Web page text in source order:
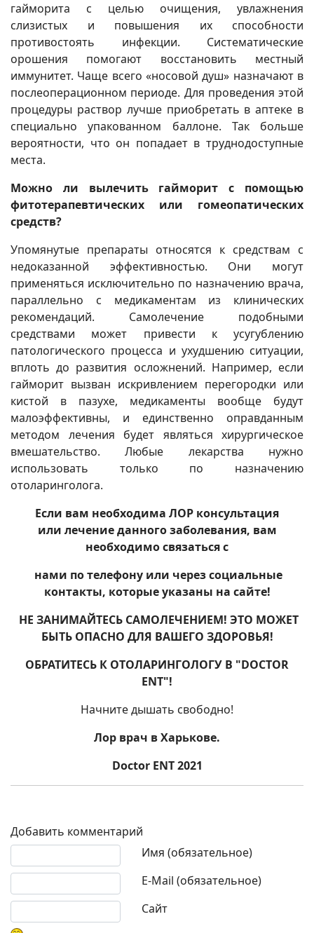
гайморита с целью очищения, увлажнения
слизистых и повышения их способности
противостоять инфекции. Систематические
орошения помогают восстановить местный
иммунитет. Чаще всего «носовой душ» назначают в
послеоперационном периоде. Для проведения этой
процедуры раствор лучше приобретать в аптеке в
специально упакованном баллоне. Так больше
вероятности, что он попадает в труднодоступные
места.
Можно ли вылечить гайморит с помощью
фитотерапевтических или гомеопатических
средств?
Упомянутые препараты относятся к средствам с
недоказанной эффективностью. Они могут
применяться исключительно по назначению врача,
параллельно с медикаментам из клинических
рекомендаций. Самолечение подобными
средствами может привести к усугублению
патологического процесса и ухудшению ситуации,
вплоть до развития осложнений. Например, если
гайморит вызван искривлением перегородки или
кистой в пазухе, медикаменты вообще будут
малоэффективны, и единственно оправданным
методом лечения будет являться хирургическое
вмешательство. Любые лекарства нужно
использовать только по назначению
отоларинголога.
Если вам необходима ЛОР консультация
или лечение данного заболевания, вам
необходимо связатьсяс
нами по телефону или через социальные
контакты, которые указаны на сайте!
НЕ ЗАНИМАЙТЕСЬ САМОЛЕЧЕНИЕМ! ЭТО МОЖЕТ
БЫТЬ ОПАСНО ДЛЯ ВАШЕГО ЗДОРОВЬЯ!
ОБРАТИТЕСЬ К ОТОЛАРИНГОЛОГУ В "DOCTOR
ENT"!
Начните дышать свободно!
Лор врач в Харькове.
Doctor ENT 2021
Добавить комментарий
Имя (обязательное)
E-Mail (обязательное)
Сайт
Текст комментария